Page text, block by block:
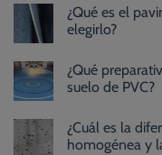
¿Qué es el
elegirlo?
¿Qué
suelo de PVC?
¿Cuál es la
homogénea y